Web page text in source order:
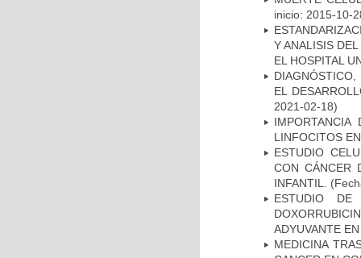
inicio: 2015-10-
Y ANALISIS
EL HOSPITAL
EL
2021-02-18)
LINFOCITOS
ESTUDIO
CON CÁNCER
INFANTIL.
ESTUDIO DE
ADYUVANTE
MEDICINA